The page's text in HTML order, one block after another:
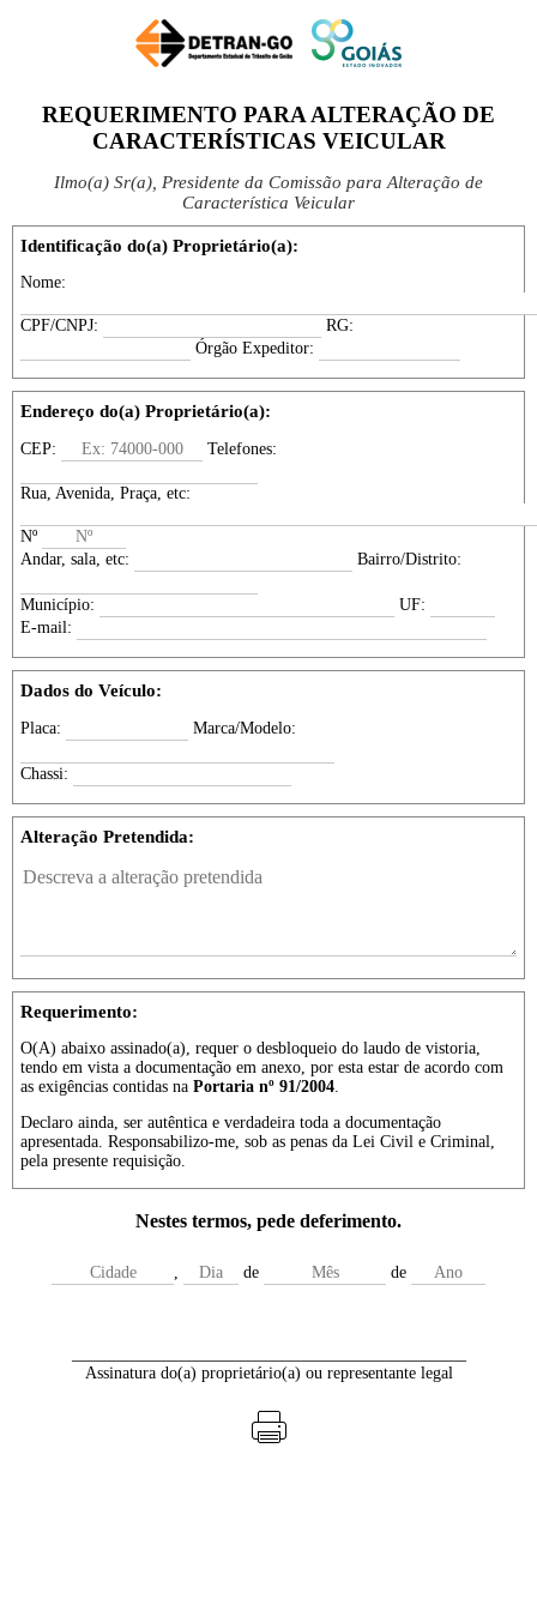
REQUERIMENTO PARA ALTERAÇÃO DE
CARACTERÍSTICAS VEICULAR
Ilmo(a) Sr(a), Presidente da Comissão para Alteração de
Característica Veicular
Identificação do(a) Proprietário(a):
Nome:
CPF/CNPJ:
RG:
Órgão Expeditor:
Endereço do(a) Proprietário(a):
CEP: Telefones:
Rua, Avenida, Praça, etc:
Nº
Andar, sala, etc:
Bairro/Distrito:
Município:
UF:
E-mail:
Dados do Veículo:
Placa: Marca/Modelo:
Chassi:
Alteração Pretendida:
Requerimento:
O(A) abaixo assinado(a), requer o desbloqueio do laudo de vistoria,
tendo em vista a documentação em anexo, por esta estar de acordo com
as exigências contidas na Portaria nº 91/2004
Declaro ainda, ser autêntica e verdadeira toda a documentação
apresentada. Responsabilizo-me, sob as penas da Lei Civil e Criminal,
pela presente requisição.
Nestes termos, pede deferimento.
de de
Assinatura do(a) proprietário(a) ou representante legal